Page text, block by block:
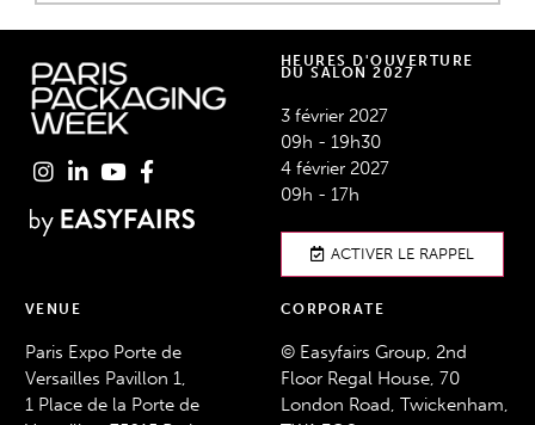
HEURES D'OUVERTURE
DU SALON 2027
3 février 2027
09h - 19h30
4 février 2027
09h - 17h
ACTIVER LE RAPPEL
VENUE
Paris Expo Porte de
Versailles Pavillon 1,
1 Place de la Porte de
CORPORATE
© Easyfairs Group, 2nd
Floor Regal House, 70
London Road, Twickenham,